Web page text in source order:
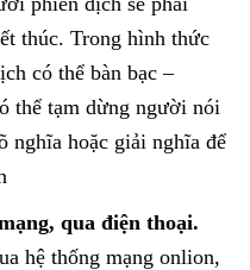
thúc. Trong hình thức
có thể bàn bạc –
thể tạm dừng người nói
nghĩa hoặc giải nghĩa để
qua điện thoại.
hệ thống mạng onlion,